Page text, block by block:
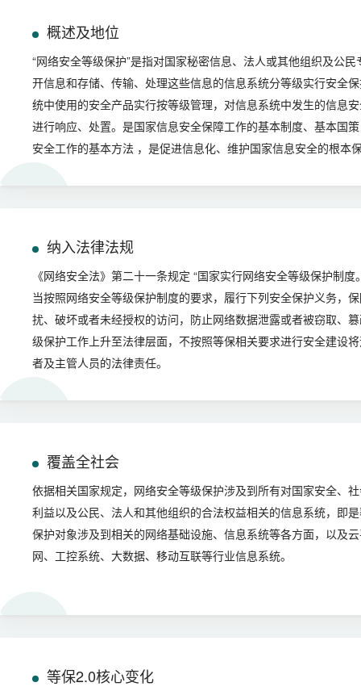
概述及地位
“网络安全等级保护”是指对国家秘密信息、法人或其他组织及公
开信息和存储、传输、处理这些信息的信息系统分等级实行安全
统中使用的安全产品实行按等级管理，对信息系统中发生的信息
进行响应、处置。是国家信息安全保障工作的基本制度、基本国
安全工作的基本方法 ，是促进信息化、维护国家信息安全的根本
纳入法律法规
《网络安全法》第二十一条规定 “国家实行网络安全等级保护制
当按照网络安全等级保护制度的要求，履行下列安全保护义务，
扰、破坏或者未经授权的访问，防止网络数据泄露或者被窃取、
级保护工作上升至法律层面，不按照等保相关要求进行安全建设
者及主管人员的法律责任。
覆盖全社会
依据相关国家规定，网络安全等级保护涉及到所有对国家安全、
利益以及公民、法人和其他组织的合法权益相关的信息系统，即
保护对象涉及到相关的网络基础设施、信息系统等各方面，以及
网、工控系统、大数据、移动互联等行业信息系统。
等保2.0核心变化